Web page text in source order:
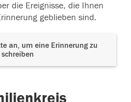
die Ereignisse, die Ihnen
geblieben sind.
an, um eine Erinnerung zu
schreiben